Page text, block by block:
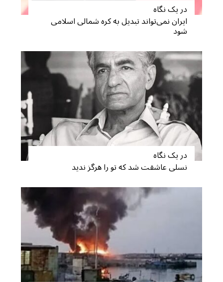
در یک نگاه
ایران نمی‌تواند تبدیل به کره شمالی اسلامی
شود
در یک نگاه
نسلی عاشقت شد که تو را هرگز ندید
S
e
a
r
c
h
f
o
r
: